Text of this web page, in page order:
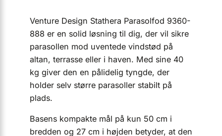
Venture Design Stathera Parasolfod 9360-
888 er en solid løsning til dig, der vil sikre
parasollen mod uventede vindstød på
altan, terrasse eller i haven. Med sine 40
kg giver den en pålidelig tyngde, der
holder selv større parasoller stabilt på
plads.
Basens kompakte mål på kun 50 cm i
bredden og 27 cm i højden betyder, at den